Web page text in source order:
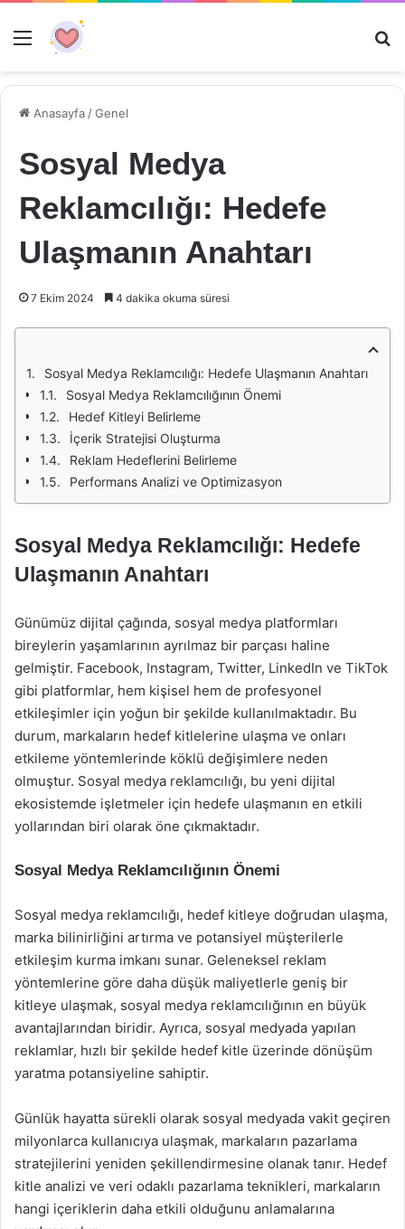
Menü
Anasayfa /Genel
Sosyal Medya
Reklamcılığı: Hedefe
Ulaşmanın Anahtarı
7 Ekim 2024 4 dakika okuma süresi
Sosyal Medya Reklamcılığı: Hedefe Ulaşmanın Anahtarı
Sosyal Medya Reklamcılığının Önemi
Hedef Kitleyi Belirleme
İçerik Stratejisi Oluşturma
Reklam Hedeflerini Belirleme
Performans Analizi ve Optimizasyon
Sosyal Medya Reklamcılığı: Hedefe
Ulaşmanın Anahtarı
Günümüz dijital çağında, sosyal medya platformları
bireylerin yaşamlarının ayrılmaz bir parçası haline
gelmiştir. Facebook, Instagram, Twitter, LinkedIn ve TikTok
gibi platformlar, hem kişisel hem de profesyonel
etkileşimler için yoğun bir şekilde kullanılmaktadır. Bu
durum, markaların hedef kitlelerine ulaşma ve onları
etkileme yöntemlerinde köklü değişimlere neden
olmuştur. Sosyal medya reklamcılığı, bu yeni dijital
ekosistemde işletmeler için hedefe ulaşmanın en etkili
yollarından biri olarak öne çıkmaktadır.
Sosyal Medya Reklamcılığının Önemi
Sosyal medya reklamcılığı, hedef kitleye doğrudan ulaşma,
marka bilinirliğini artırma ve potansiyel müşterilerle
etkileşim kurma imkanı sunar. Geleneksel reklam
yöntemlerine göre daha düşük maliyetlerle geniş bir
kitleye ulaşmak, sosyal medya reklamcılığının en büyük
avantajlarından biridir. Ayrıca, sosyal medyada yapılan
reklamlar, hızlı bir şekilde hedef kitle üzerinde dönüşüm
yaratma potansiyeline sahiptir.
Günlük hayatta sürekli olarak sosyal medyada vakit geçiren
milyonlarca kullanıcıya ulaşmak, markaların pazarlama
stratejilerini yeniden şekillendirmesine olanak tanır. Hedef
kitle analizi ve veri odaklı pazarlama teknikleri, markaların
hangi içeriklerin daha etkili olduğunu anlamalarına